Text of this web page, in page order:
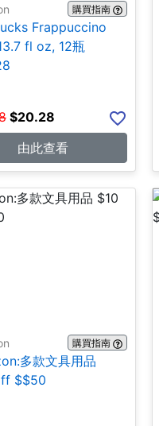
購買指南
Frappuccino
fl oz, 12瓶
$20.28
由此查看
購買指南
多款文具用品
$$50